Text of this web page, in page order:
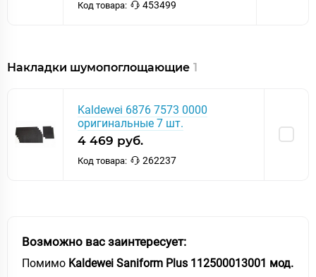
Код товара: 453499
Накладки шумопоглощающие 1
Kaldewei 6876 7573 0000
оригинальные 7 шт.
4 469 руб.
Код товара: 262237
Возможно вас заинтересует:
Помимо Kaldewei Saniform Plus 112500013001 мод.